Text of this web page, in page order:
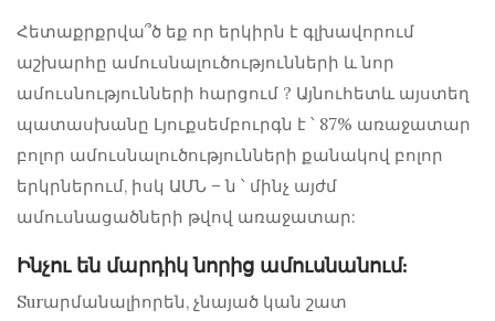
Հետաքրքրվա՞ծ եք որ երկիրն է գլխավորում
աշխարհը ամուսնալուծությունների և նոր
ամուսնությունների հարցում ? Այնուհետև այստեղ
պատասխանը Լյուքսեմբուրգն է ՝ 87% առաջատար
բոլոր ամուսնալուծությունների քանակով բոլոր
երկրներում, իսկ ԱՄՆ – ն ՝ մինչ այժմ
ամուսնացածների թվով առաջատար:
Ինչու են մարդիկ նորից ամուսնանում:
Surարմանալիորեն, չնայած կան շատ